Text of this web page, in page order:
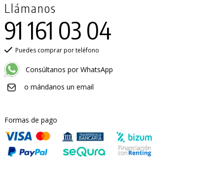
Llámanos
91 161 03 04
Puedes comprar por teléfono
Consúltanos por WhatsApp
o mándanos un email
Formas de pago